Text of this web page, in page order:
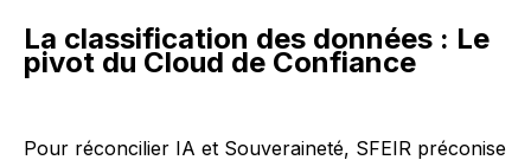
La classification des données : Le
pivot du Cloud de Confiance
Pour réconcilier IA et Souveraineté, SFEIR préconise